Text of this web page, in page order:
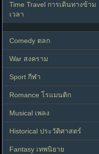
Time Travel การเดินทางข้าม
เวลา
Comedy ตลก
War สงคราม
Sport กีฬา
Romance โรแมนติก
Musical เพลง
Historical ประวัติศาสตร์
Fantasy เทพนิยาย